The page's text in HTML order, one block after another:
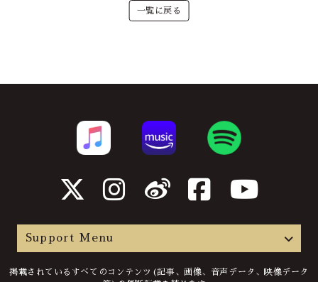
一覧に戻る
Support Menu
掲載されているすべてのコンテンツ(記事、画像、音声データ、映像データ